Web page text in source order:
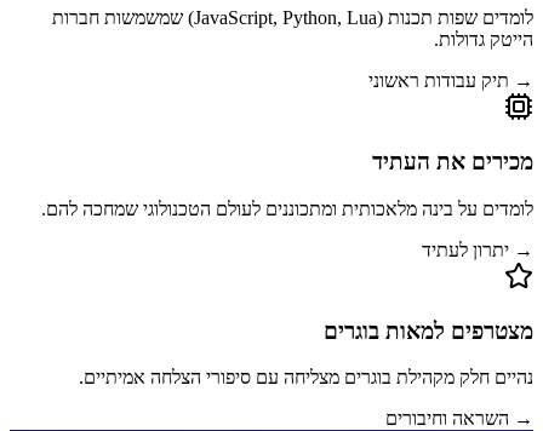
לומדים שפות תכנות (JavaScript, Python, Lua) שמשמשות חברות
הייטק גדולות.
→ תיק עבודות ראשוני
מכירים את העתיד
לומדים על בינה מלאכותית ומתכוננים לעולם הטכנולוגי שמחכה להם.
→ יתרון לעתיד
מצטרפים למאות בוגרים
נהיים חלק מקהילת בוגרים מצליחה עם סיפורי הצלחה אמיתיים.
→ השראה וחיבורים